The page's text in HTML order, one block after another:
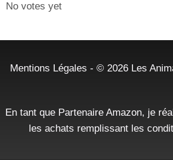
No votes yet
Mentions Légales - © 2026 Les
En tant que Partenaire Amazon, je
les achats remplissant les